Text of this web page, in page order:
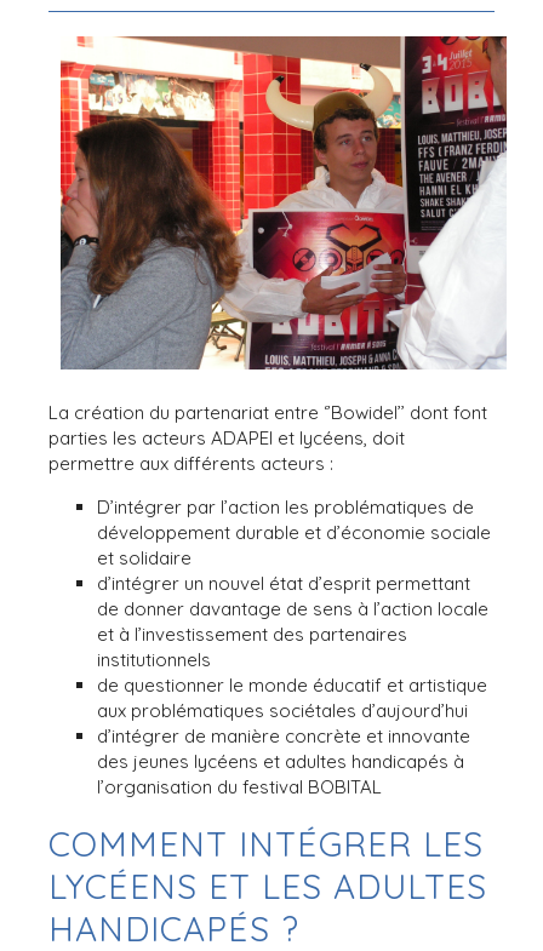
La création du partenariat entre ‘’Bowidel’’ dont font
parties les acteurs ADAPEI et lycéens, doit
permettre aux différents acteurs :
D’intégrer par l’action les problématiques de
développement durable et d’économie sociale
et solidaire
d’intégrer un nouvel état d’esprit permettant
de donner davantage de sens à l’action locale
et à l’investissement des partenaires
institutionnels
de questionner le monde éducatif et artistique
aux problématiques sociétales d’aujourd’hui
d’intégrer de manière concrète et innovante
des jeunes lycéens et adultes handicapés à
l’organisation du festival BOBITAL
COMMENT INTÉGRER LES
LYCÉENS ET LES ADULTES
HANDICAPÉS ?